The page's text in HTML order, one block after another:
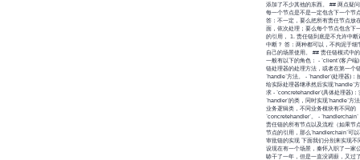
添加了不少其他的东西。 ## 两点疑
每一个节点是不是一定包含下一个节
答：不一定，要么把所有责任节点放
面，依次处理；要么每个节点包含下
的引用， 1. 责任链到底是不允许中断
中断？ 答：两种都可以，不拘泥于细
自己的场景使用。 ## 责任链模式中
一般有以下的角色： - `client`(客户端
链处理器的处理方法，或者在第一个
`handle`方法。 - `handler`(处理器)：
给实际处理器继承然后实现`handle`
求 - `concretehandler`(具体处理器)：
`handler`的类，同时实现`handle`方
业务逻辑类，不同业务模块有不同的
`concretehandler`。 - `handlerchain`
责任链的所有节点以及流程（如果节
节点的引用，那么`handlerchain`可
审批链的实现 下面我们分别来实现不
设现在有一个场景，秦怀入职了一家
哧干了一年，但是一直没调薪，又过